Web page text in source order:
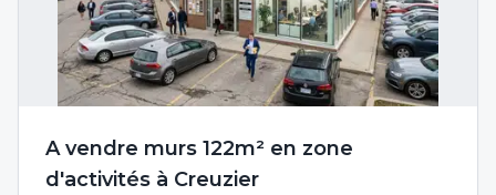
A vendre murs 122m² en zone
d'activités à Creuzier